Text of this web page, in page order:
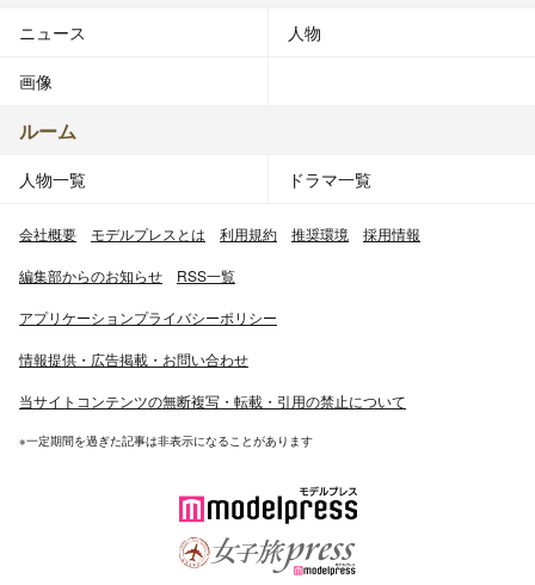
ニュース 人物
画像
ルーム
人物一覧 ドラマ一覧
会社概要 モデルプレスとは 利用規約 推奨環境 採用情報
編集部からのお知らせ RSS一覧
アプリケーションプライバシーポリシー
情報提供・広告掲載・お問い合わせ
当サイトコンテンツの無断複写・転載・引用の禁止について
※一定期間を過ぎた記事は非表示になることがあります